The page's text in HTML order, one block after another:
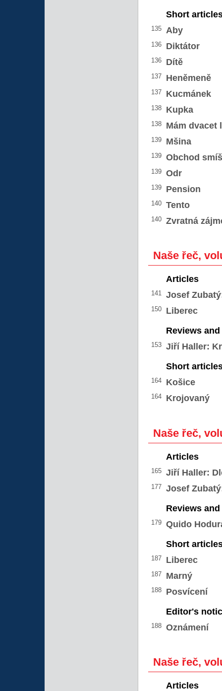
Short
135 Aby
136 Diktátor
136 Dítě
137 Heněmeně
137 Kucmánek
138 Kupka
138 Mám dvacet
139 Mšina
139 Obchod
139 Odr
139 Pension
140 Tento
140 Zvratná
Naše řeč,
Articles
141 Josef
150
Liberec
Reviews
153 Jiří Haller:
Short
164 Košice
164 Krojovaný
Naše řeč,
Articles
165 Jiří Haller:
177
Josef
Reviews
179
Quido
Short
187 Liberec
187 Marný
188
Posvícení
Editor's
188 Oznámení
Naše řeč,
Articles